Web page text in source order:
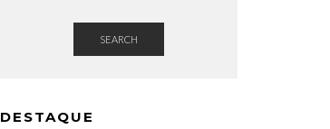
SEARCH
DESTAQUE